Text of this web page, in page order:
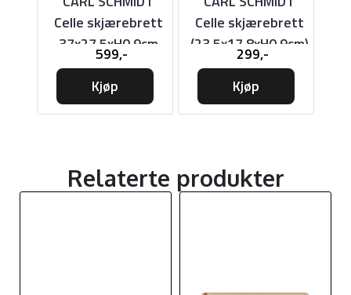
Celle skjærebrett
37x27,5xH0,9cm
599,-
Kjøp
Celle skjærebrett
(23,5x17,8xH0.9cm)
299,-
Kjøp
Relaterte produkter